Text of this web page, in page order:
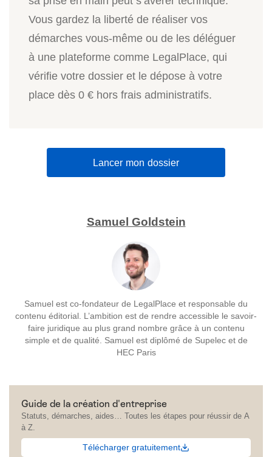
Vous gardez la liberté de réaliser vos
démarches vous-même ou de les déléguer
à une plateforme comme LegalPlace, qui
vérifie votre dossier et le dépose à votre
place dès 0 € hors frais administratifs.
Lancer mon dossier
Samuel Goldstein
Samuel est co-fondateur de LegalPlace et responsable du
contenu éditorial. L’ambition est de rendre accessible le savoir-
faire juridique au plus grand nombre grâce à un contenu
simple et de qualité. Samuel est diplômé de Supelec et de
HEC Paris
Guide de la création d'entreprise
Statuts, démarches, aides… Toutes les étapes pour réussir de A
à Z.
Télécharger gratuitement